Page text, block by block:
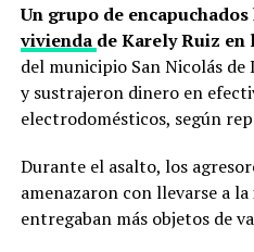
Un grupo de encapuchados
vivienda de Karely Ruiz en
del municipio San Nicolás de
y sustrajeron dinero en
electrodomésticos, según
Durante el asalto, los
amenazaron con llevarse a
entregaban más objetos de